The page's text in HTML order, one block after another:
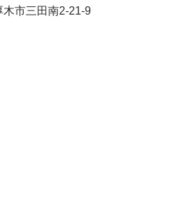
市三田南2-21-9